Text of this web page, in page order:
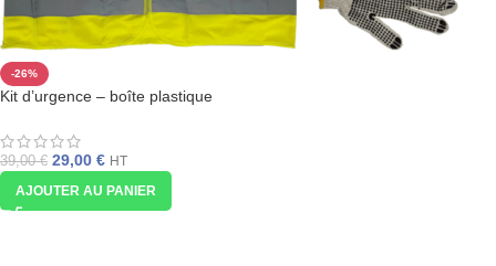
-26%
Kit d’urgence – boîte plastique
39,00€ 29,00 € HT
AJOUTER AU PANIER